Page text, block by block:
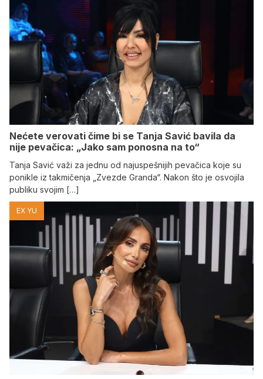
Nećete verovati čime bi se Tanja Savić bavila da
nije pevačica: „Jako sam ponosna na to“
Tanja Savić važi za jednu od najuspešnijih pevačica koje su
ponikle iz takmičenja „Zvezde Granda“. Nakon što je osvojila
publiku svojim […]
EX YU